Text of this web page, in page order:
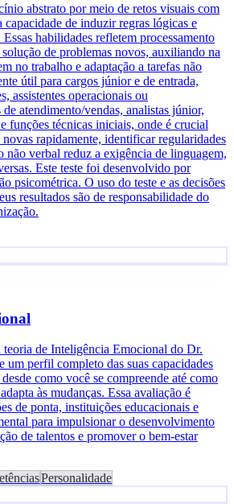
abstrato por meio de retos visuais com
de induzir regras lógicas e
habilidades refletem processamento
de problemas novos, auxiliando na
no trabalho e adaptação a tarefas não
útil para cargos júnior e de entrada,
assistentes operacionais ou
atendimento/vendas, analistas júnior,
funções técnicas iniciais, onde é crucial
rapidamente, identificar regularidades
não verbal reduz a exigência de linguagem,
Este teste foi desenvolvido por
psicométrica. O uso do teste e as decisões
resultados são de responsabilidade do
teoria de Inteligência Emocional do Dr.
um perfil completo das suas capacidades
como você se compreende até como
às mudanças. Essa avaliação é
de ponta, instituições educacionais e
para impulsionar o desenvolvimento
de talentos e promover o bem-estar
Personalidade